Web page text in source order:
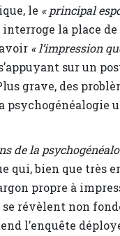
le « principal
la place
« l’impression
sur un
grave, des
psychogénéalogie
de la
qui, bien que très
propre à
révèlent non
l’enquête